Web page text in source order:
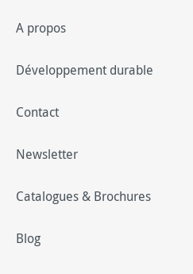
A propos
Développement durable
Contact
Newsletter
Catalogues & Brochures
Blog